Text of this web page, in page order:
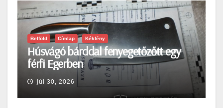
Belföld Címlap Kékfény
Húsvágó bárddal fenyegetőzőtt egy
férfi Egerben
júl 30, 2026